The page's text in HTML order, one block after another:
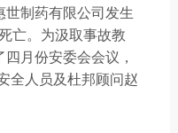
制药有限公司发生
亡。为汲取事故教
月份安委会会议，
全人员及杜邦顾问赵